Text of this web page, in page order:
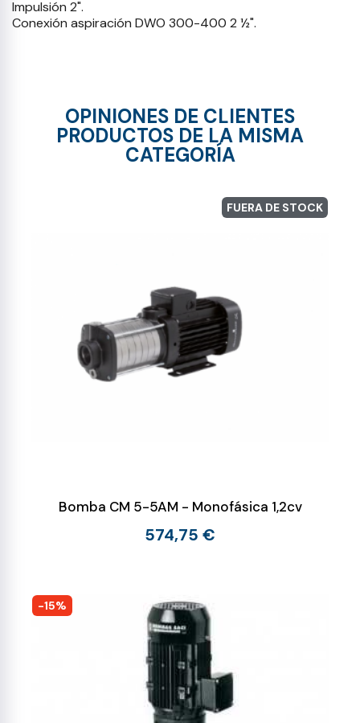
Impulsión 2".
Conexión aspiración DWO 300-400 2 ½".
OPINIONES DE CLIENTES
PRODUCTOS DE LA MISMA
CATEGORÍA
FUERA DE STOCK
Bomba CM 5-5AM - Monofásica 1,2cv
574,75 €
-15%